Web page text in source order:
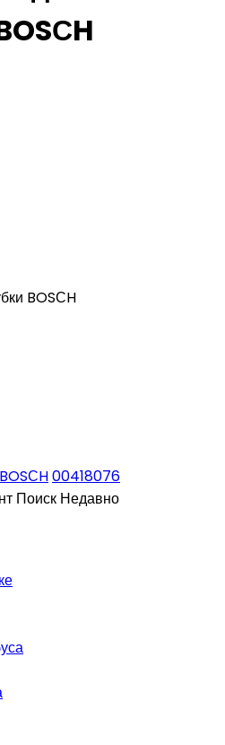
BOSСH
BOSСH00418076
Поиск Недавно